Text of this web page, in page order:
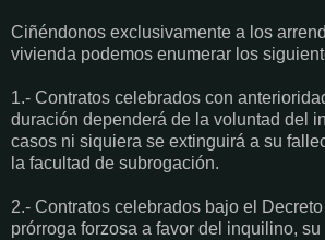
Ciñéndonos exclusivamente a los
vivienda podemos enumerar los
1.- Contratos celebrados con
duración dependerá de la voluntad del
casos ni siquiera se extinguirá a su
la facultad de subrogación.
2.- Contratos celebrados bajo el
prórroga forzosa a favor del inquilino,